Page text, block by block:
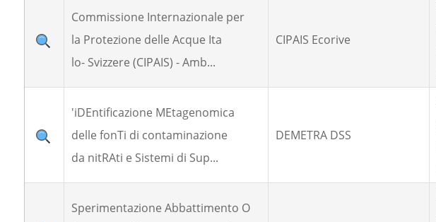
Commissione Internazionale per
la Protezione delle Acque Ita
lo- Svizzere (CIPAIS) - Amb...
CIPAIS Ecorive
'iDEntificazione MEtagenomica
delle fonTi di contaminazione
da nitRAti e Sistemi di Sup...
DEMETRA DSS
Sperimentazione Abbattimento O